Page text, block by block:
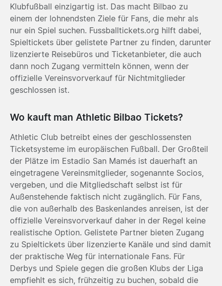
Klubfußball einzigartig ist. Das macht Bilbao zu
einem der lohnendsten Ziele für Fans, die mehr als
nur ein Spiel suchen. Fussballtickets.org hilft dabei,
Spieltickets über gelistete Partner zu finden, darunter
lizenzierte Reisebüros und Ticketanbieter, die auch
dann noch Zugang vermitteln können, wenn der
offizielle Vereinsvorverkauf für Nichtmitglieder
geschlossen ist.
Wo kauft man Athletic Bilbao Tickets?
Athletic Club betreibt eines der geschlossensten
Ticketsysteme im europäischen Fußball. Der Großteil
der Plätze im Estadio San Mamés ist dauerhaft an
eingetragene Vereinsmitglieder, sogenannte Socios,
vergeben, und die Mitgliedschaft selbst ist für
Außenstehende faktisch nicht zugänglich. Für Fans,
die von außerhalb des Baskenlandes anreisen, ist der
offizielle Vereinsvorverkauf daher in der Regel keine
realistische Option. Gelistete Partner bieten Zugang
zu Spieltickets über lizenzierte Kanäle und sind damit
der praktische Weg für internationale Fans. Für
Derbys und Spiele gegen die großen Klubs der Liga
empfiehlt es sich, frühzeitig zu buchen, sobald die